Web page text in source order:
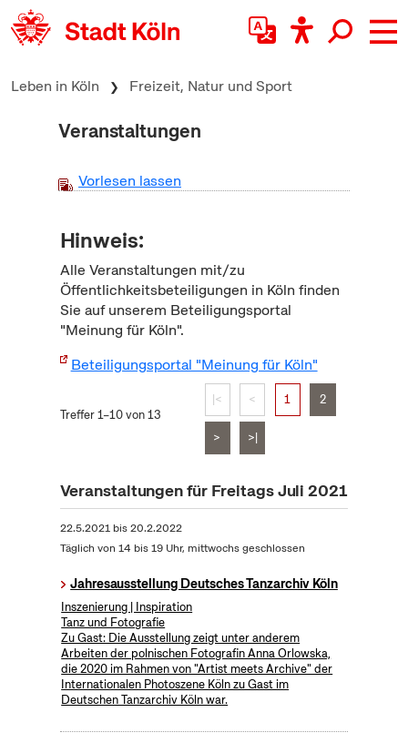
zum Inhalt springen
Leben in Köln Freizeit, Natur und Sport
Veranstaltungen
Vorlesen lassen
Hinweis:
Alle Veranstaltungen mit/zu
Öffentlichkeitsbeteiligungen in Köln finden
Sie auf unserem Beteiligungsportal
"Meinung für Köln".
Beteiligungsportal "Meinung für Köln"
Treffer 1–10 von 13
|< < 1 2
> >|
Veranstaltungen für Freitags Juli 2021
22.5.2021bis20.2.2022
Täglich von 14 bis 19 Uhr, mittwochs geschlossen
Jahresausstellung Deutsches Tanzarchiv Köln
Inszenierung | Inspiration
Tanz und Fotografie
Zu Gast: Die Ausstellung zeigt unter anderem
Arbeiten der polnischen Fotografin Anna Orlowska,
die 2020 im Rahmen von "Artist meets Archive" der
Internationalen Photoszene Köln zu Gast im
Deutschen Tanzarchiv Köln war.